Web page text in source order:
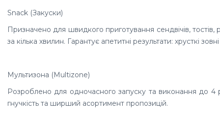
Snack (Закуски)
Призначено для швидкого приготування сендвічів, тостів,
за кілька хвилин. Гарантує апетитні результати: хрусткі
Мультизона (Multizone)
Розроблено для одночасного запуску та виконання до 4
гнучкість та ширший асортимент пропозицій.